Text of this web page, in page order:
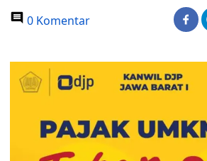
0 Komentar